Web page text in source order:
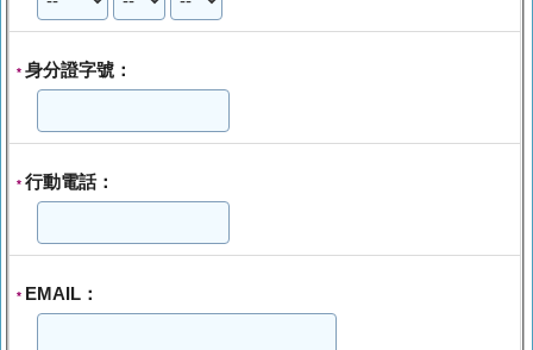
* 身分證字號：
* 行動電話：
* EMAIL：